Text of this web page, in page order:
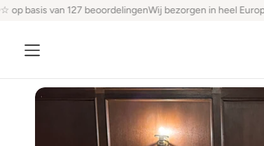
basis van 127 beoordelingenWij bezorgen in heel Europa